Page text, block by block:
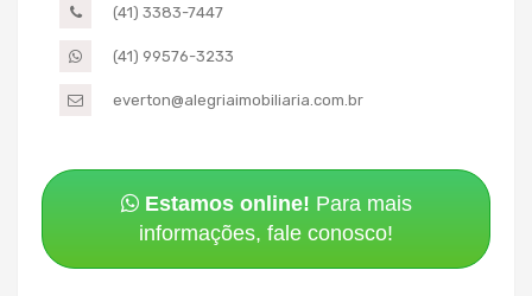
(41) 3383-7447
(41) 99576-3233
everton@alegriaimobiliaria.com.br
Estamos online! Para mais
informações, fale conosco!